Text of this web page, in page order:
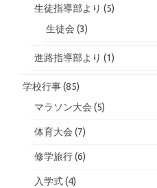
生徒指導部より (5)
生徒会 (3)
進路指導部より (1)
学校行事(85)
マラソン大会 (5)
体育大会 (7)
修学旅行(6)
入学式(4)